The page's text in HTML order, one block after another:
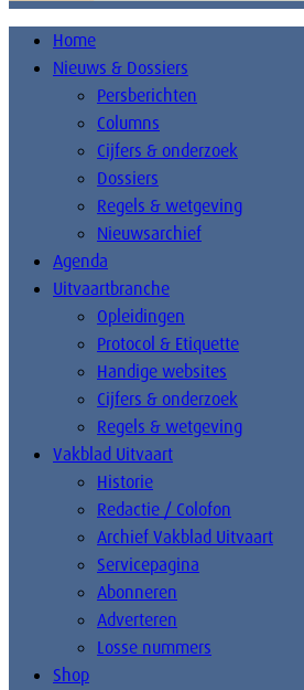
Home
Nieuws & Dossiers
Persberichten
Columns
Cijfers & onderzoek
Dossiers
Regels & wetgeving
Nieuwsarchief
Agenda
Uitvaartbranche
Opleidingen
Protocol & Etiquette
Handige websites
Cijfers & onderzoek
Regels & wetgeving
Vakblad Uitvaart
Historie
Redactie / Colofon
Archief Vakblad Uitvaart
Servicepagina
Abonneren
Adverteren
Losse nummers
Shop